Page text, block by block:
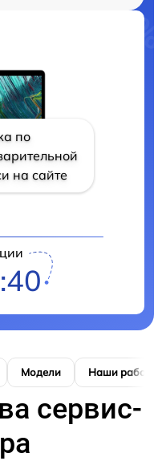
по
на сайте
Модели Наши работы
сервис-